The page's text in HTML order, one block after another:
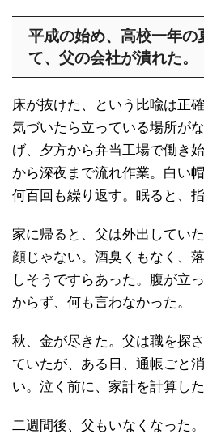
平成の始め、高校一年の
て、父の会社が潰れた。
床が抜けた、という比喩は正
気づいたら立っている場所が
げ、夕方から弁当工場で働き
から深夜まで流れ作業。白い
何百回も繰り返す。眠ると、
家に帰ると、父は外出してい
顔じゃない。酒臭くもなく、
しそうですらあった。腹が立
からず、何も言わなかった。
秋、金が尽きた。父は職を探
ていたが、ある日、通帳ごと
い。泣く前に、家計を計算した
二週間後、父もいなくなった